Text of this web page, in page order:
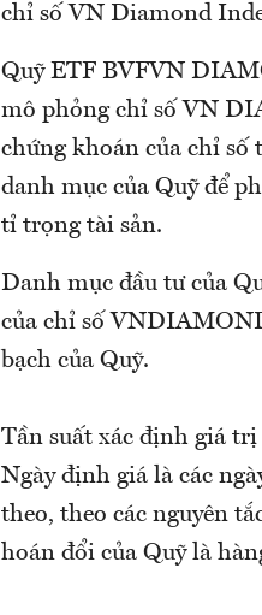
chỉ số VN Diamond
Quỹ ETF BVFVN
mô phỏng chỉ số VN
chứng khoán của chỉ số
danh mục của Quỹ để
tỉ trọng tài sản.
Danh mục đầu tư của
của chỉ số
bạch của Quỹ.
Tần suất xác định giá
Ngày định giá là các
theo, theo các nguyên
hoán đổi của Quỹ là